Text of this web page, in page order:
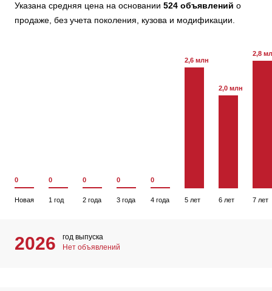
Указана средняя цена на основании 524 объявлений о
продаже, без учета поколения, кузова и модификации.
0
Новая
0
1 год
0
2 года
0
3 года
0
4 года
2,6 млн
5 лет
2,0 млн
6 лет
2,8
7 лет
2026
год выпуска
Нет объявлений